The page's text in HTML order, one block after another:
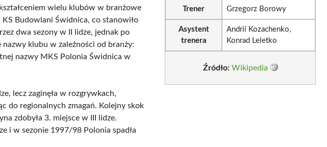
wielu klubów w branżowe
KS Budowlani Świdnica, co stanowiło
dwa sezony w II lidze, jednak po
nazwy klubu w zależności od branży:
nazwy MKS Polonia Świdnica w
lecz zaginęła w rozgrywkach,
do regionalnych zmagań. Kolejny skok
zdobyła 3. miejsce w III lidze.
i w sezonie 1997/98 Polonia spadła
Trener Grzegorz Borowy
Asystent
trenera
Andrii Kozachenko,
Konrad Leletko
Źródło: Wikipedia